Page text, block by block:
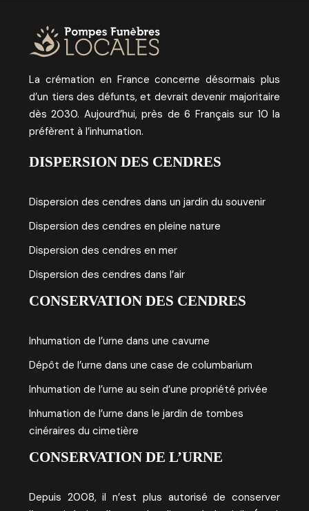
La crémation en France concerne désormais plus
d’un tiers des défunts, et devrait devenir majoritaire
dès 2030. Aujourd’hui, près de 6 Français sur 10 la
préfèrent à l’inhumation.
DISPERSION DES CENDRES
Dispersion des cendres dans un jardin du souvenir
Dispersion des cendres en pleine nature
Dispersion des cendres en mer
Dispersion des cendres dans l’air
CONSERVATION DES CENDRES
Inhumation de l’urne dans une cavurne
Dépôt de l’urne dans une case de columbarium
Inhumation de l’urne au sein d’une propriété privée
Inhumation de l’urne dans le jardin de tombes
cinéraires du cimetière
CONSERVATION DE L’URNE
Depuis 2008, il n’est plus autorisé de conserver